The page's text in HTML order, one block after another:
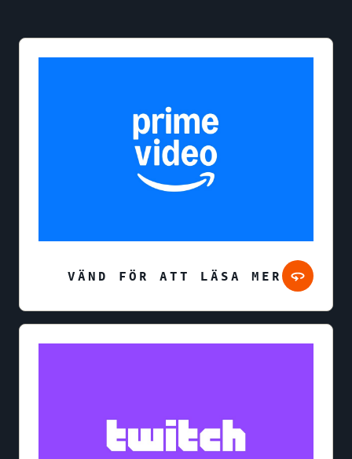
VÄND FÖR ATT LÄSA MER